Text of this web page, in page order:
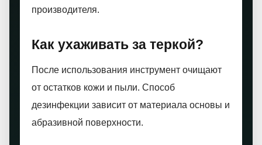
производителя.
Как ухаживать за теркой?
После использования инструмент очищают
от остатков кожи и пыли. Способ
дезинфекции зависит от материала основы и
абразивной поверхности.